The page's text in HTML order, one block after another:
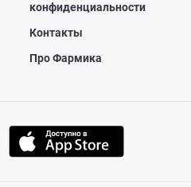
конфиденциальности
Контакты
Про Фармика